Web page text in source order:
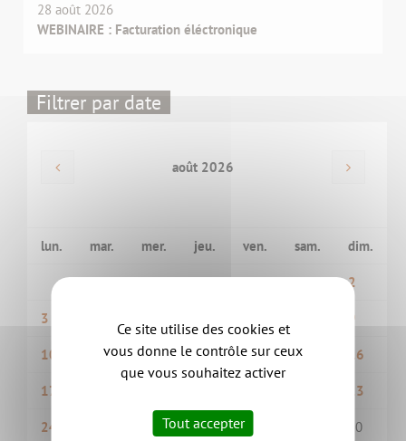
28 août 2026
WEBINAIRE : Facturation éléctronique
Filtrer par date
août 2026
lun. mar. mer. jeu. ven. sam. dim.
1 2
3 9
10 11 12 13 14 15 16
17 23
24 27 28 30
Ce site utilise des cookies et
vous donne le contrôle sur ceux
que vous souhaitez activer
Tout accepter